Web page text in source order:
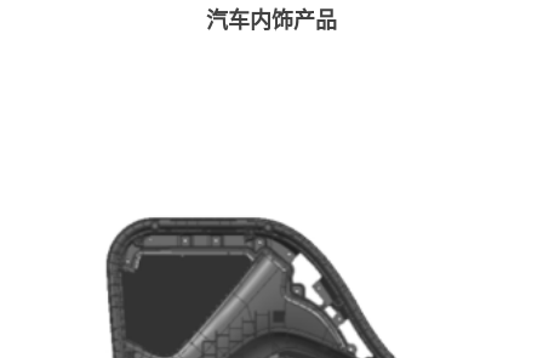
汽车内饰产品